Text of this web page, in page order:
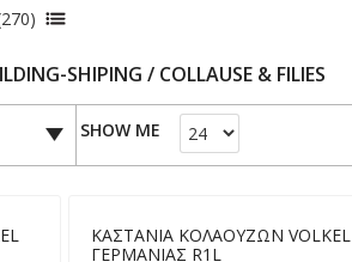
SHIPING / COLLAUSE & FILIES
SHOW ME
ΚΑΣΤΑΝΙΑ ΚΟΛΑΟΥΖΩΝ VOLKEL
ΓΕΡΜΑΝΙΑΣ R1L